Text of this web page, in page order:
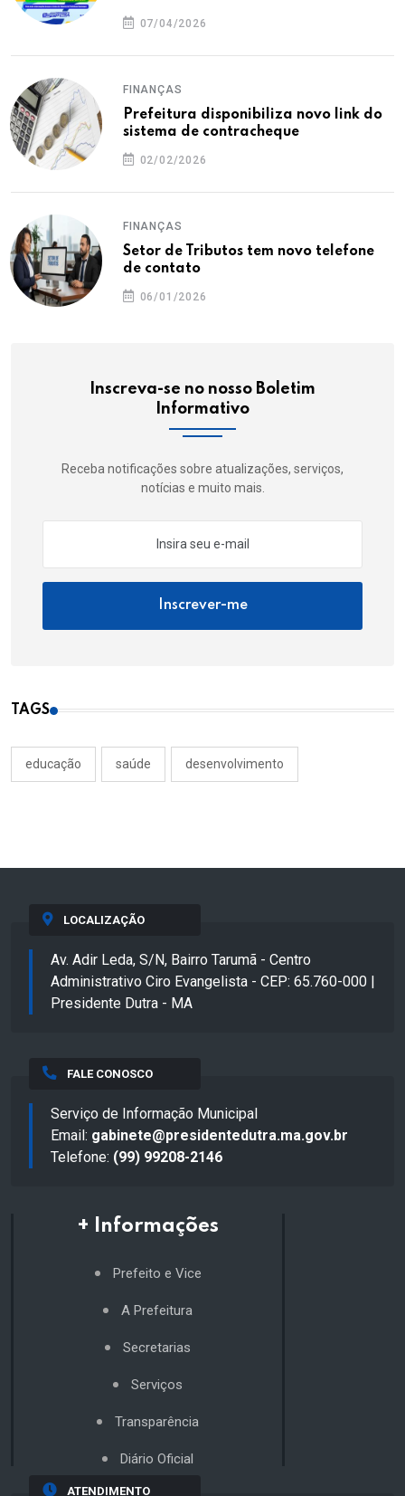
07/04/2026
FINANÇAS
Prefeitura disponibiliza novo link do
sistema de contracheque
02/02/2026
FINANÇAS
Setor de Tributos tem novo telefone
de contato
06/01/2026
Inscreva-se no nosso Boletim
Informativo
Receba notificações sobre atualizações, serviços,
notícias e muito mais.
Inscrever-me
TAGS
educação saúde desenvolvimento
LOCALIZAÇÃO
Av. Adir Leda, S/N, Bairro Tarumã - Centro
Administrativo Ciro Evangelista - CEP: 65.760-000 |
Presidente Dutra - MA
FALE CONOSCO
Serviço de Informação Municipal
Email: gabinete@presidentedutra.ma.gov.br
Telefone: (99) 99208-2146
+ Informações
Prefeito e Vice
A Prefeitura
Secretarias
Serviços
Transparência
Diário Oficial
ATENDIMENTO